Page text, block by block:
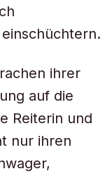
ihrer
auf die
Reiterin und
nur ihren